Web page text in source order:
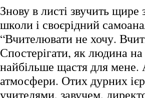
Знову в листі звучить щире
школи і своєрідний
“Вчителювати не хочу.
Спостерігати, як людина
найбільше щастя для
атмосфери. Отих дурних
учителями, завучем,